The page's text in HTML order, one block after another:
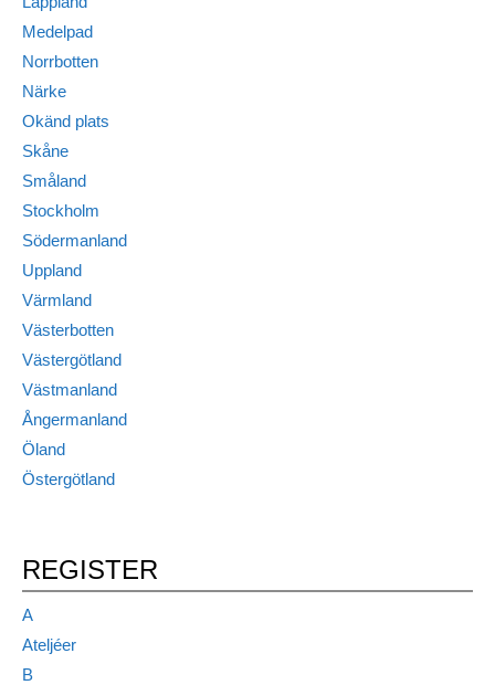
Medelpad
Norrbotten
Närke
Okänd plats
Skåne
Småland
Stockholm
Södermanland
Uppland
Värmland
Västerbotten
Västergötland
Västmanland
Ångermanland
Öland
Östergötland
REGISTER
A
Ateljéer
B